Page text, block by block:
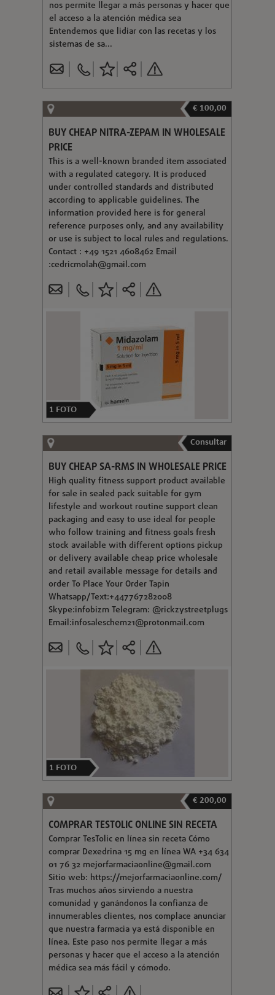
nos permite llegar a más personas y hacer que
el acceso a la atención médica sea
Entendemos que lidiar con las recetas y los
sistemas de sa...
€ 100,00
BUY CHEAP NITRA-ZEPAM IN WHOLESALE
PRICE
This is a well-known branded item associated
with a regulated category. It is produced
under controlled standards and distributed
according to applicable guidelines. The
information provided here is for general
reference purposes only, and any availability
or use is subject to local rules and regulations.
Contact : +49 1521 4608462 Email
:cedricmolah@gmail.com
1 FOTO
Consultar
BUY CHEAP SA-RMS IN WHOLESALE PRICE
High quality fitness support product available
for sale in sealed pack suitable for gym
lifestyle and workout routine support clean
packaging and easy to use ideal for people
who follow training and fitness goals fresh
stock available with different options pickup
or delivery available cheap price wholesale
and retail available message for details and
order To Place Your Order Tapin
Whatsapp/Text:+447767282008
Skype:infobizm Telegram: @rickzystreetplugs
Email:infosaleschem21@protonmail.com
1 FOTO
€ 200,00
COMPRAR TESTOLIC ONLINE SIN RECETA
Comprar TesTolic en línea sin receta Cómo
comprar Dexedrina 15 mg en línea WA +34 634
01 76 32 mejorfarmaciaonline@gmail.com
Sitio web: https://mejorfarmaciaonline.com/
Tras muchos años sirviendo a nuestra
comunidad y ganándonos la confianza de
innumerables clientes, nos complace anunciar
que nuestra farmacia ya está disponible en
línea. Este paso nos permite llegar a más
personas y hacer que el acceso a la atención
médica sea más fácil y cómodo.